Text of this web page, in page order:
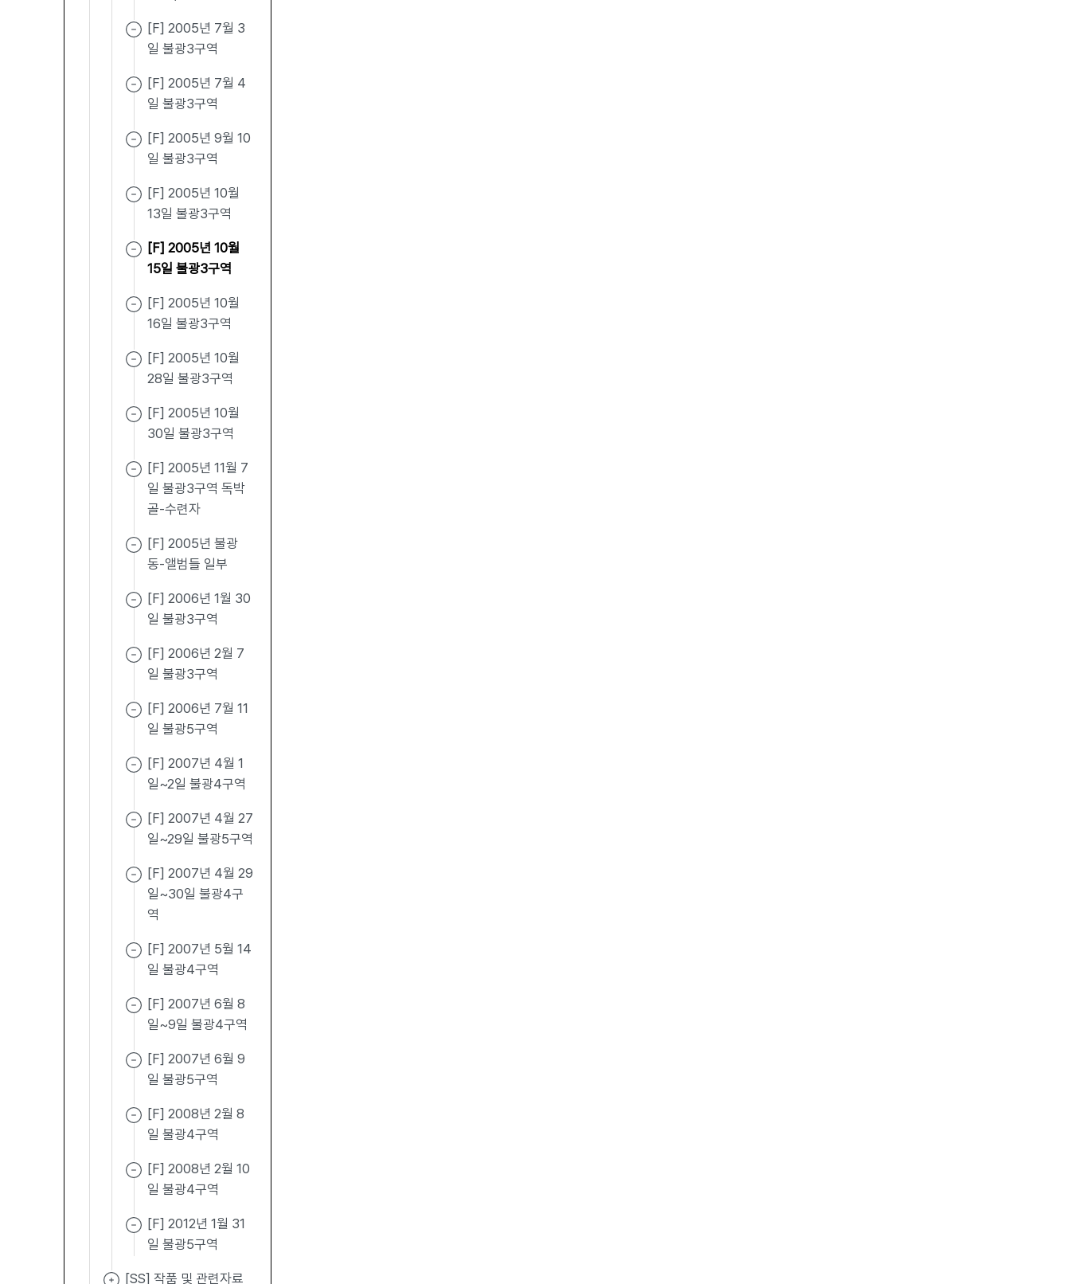
[F] 2005년 7월 3
일 불광3구역
[F] 2005년 7월 4
일 불광3구역
[F] 2005년 9월 10
일 불광3구역
[F] 2005년 10월
13일 불광3구역
[F] 2005년 10월
15일 불광3구역
[F] 2005년 10월
16일 불광3구역
[F] 2005년 10월
28일 불광3구역
[F] 2005년 10월
30일 불광3구역
[F] 2005년 11월 7
일 불광3구역 독박
골-수련자
[F] 2005년 불광
동-앨범들 일부
[F] 2006년 1월 30
일 불광3구역
[F] 2006년 2월 7
일 불광3구역
[F] 2006년 7월 11
일 불광5구역
[F] 2007년 4월 1
일~2일 불광4구역
[F] 2007년 4월 27
일~29일 불광5구역
[F] 2007년 4월 29
일~30일 불광4구
역
[F] 2007년 5월 14
일 불광4구역
[F] 2007년 6월 8
일~9일 불광4구역
[F] 2007년 6월 9
일 불광5구역
[F] 2008년 2월 8
일 불광4구역
[F] 2008년 2월 10
일 불광4구역
[F] 2012년 1월 31
일 불광5구역
[SS] 작품 및 관련자료